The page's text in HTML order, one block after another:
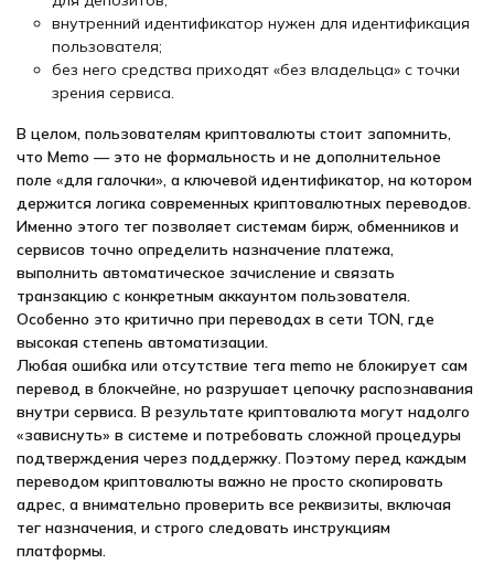
внутренний идентификатор нужен для идентификация
пользователя;
без него средства приходят «без владельца» с точки
зрения сервиса.
В целом, пользователям криптовалюты стоит запомнить,
что Memo — это не формальность и не дополнительное
поле «для галочки», а ключевой идентификатор, на котором
держится логика современных криптовалютных переводов.
Именно этого тег позволяет системам бирж, обменников и
сервисов точно определить назначение платежа,
выполнить автоматическое зачисление и связать
транзакцию с конкретным аккаунтом пользователя.
Особенно это критично при переводах в сети TON, где
высокая степень автоматизации.
Любая ошибка или отсутствие тега memo не блокирует сам
перевод в блокчейне, но разрушает цепочку распознавания
внутри сервиса. В результате криптовалюта могут надолго
«зависнуть» в системе и потребовать сложной процедуры
подтверждения через поддержку. Поэтому перед каждым
переводом криптовалюты важно не просто скопировать
адрес, а внимательно проверить все реквизиты, включая
тег назначения, и строго следовать инструкциям
платформы.